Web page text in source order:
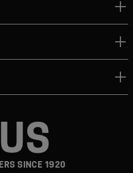
SINCE 1920